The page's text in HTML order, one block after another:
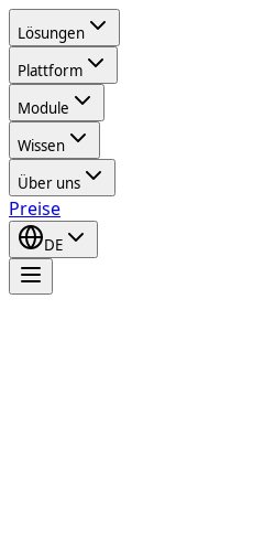
Lösungen
Plattform
Module
Wissen
Über uns
Preise
DE